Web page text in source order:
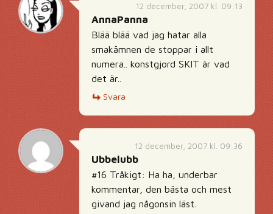
12 december, 2007 kl. 09:13
AnnaPanna
Blää blää vad jag hatar alla
smakämnen de stoppar i allt
numera.. konstgjord SKIT är vad
det är..
Svara
12 december, 2007 kl. 09:36
Ubbelubb
#16 Tråkigt: Ha ha, underbar
kommentar, den bästa och mest
givand jag någonsin läst.